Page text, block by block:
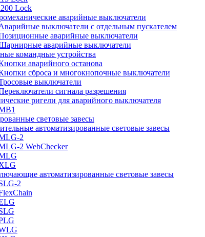
Lock
аварийные выключатели
выключатели с отдельным пускателем
аварийные выключатели
аварийные выключатели
командные устройства
аварийного останова
сброса и многокнопочные выключатели
выключатели
сигнала разрешения
ригели для аварийного выключателя
световые завесы
автоматизированные световые завесы
2
2 WebChecker
автоматизированные световые завесы
2